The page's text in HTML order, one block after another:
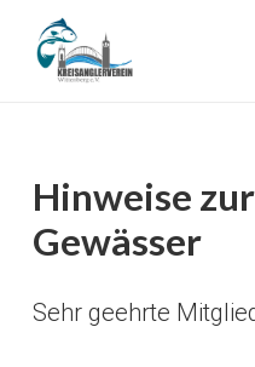
Hinweise
Gewässer
Sehr geehrte